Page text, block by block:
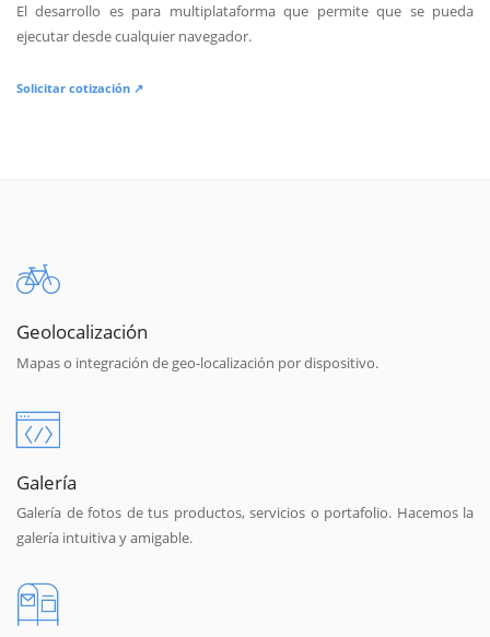
El desarrollo es para multiplataforma que permite que se pueda
ejecutar desde cualquier navegador.
Solicitar cotización ↗
Geolocalización
Mapas o integración de geo-localización por dispositivo.
Galería
Galería de fotos de tus productos, servicios o portafolio. Hacemos la
galería intuitiva y amigable.